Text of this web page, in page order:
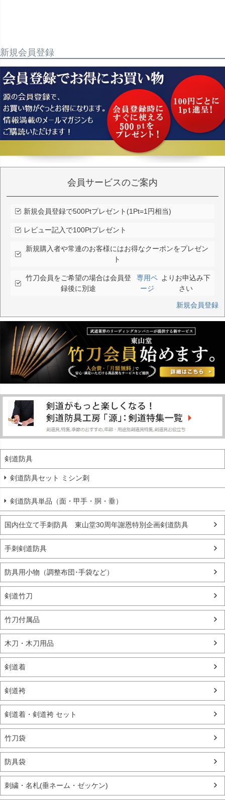
新規会員登録
会員サービスのご案内
新規会員登録で500Ptプレゼント(1Pt=1円相当)
レビュー記入で100Ptプレゼント
新規購入者や常連のお客様にはお得なクーポンをプレゼン
ト
竹刀会員をご希望の場合は会員登
録後に別途
専用ペ
ージ
よりお申込み下
さい
新規会員登録
剣道防具
剣道防具セット ミシン刺
剣道防具単品（面・甲手・胴・垂）
国内仕立て手刺防具 東山堂30周年謝恩特別企画剣道防具
手刺剣道防具
防具用小物（調整布団･手袋など）
剣道竹刀
竹刀付属品
木刀・木刀用品
剣道着
剣道袴
剣道着・剣道袴 セット
竹刀袋
防具袋
刺繍・名札(垂ネーム・ゼッケン)